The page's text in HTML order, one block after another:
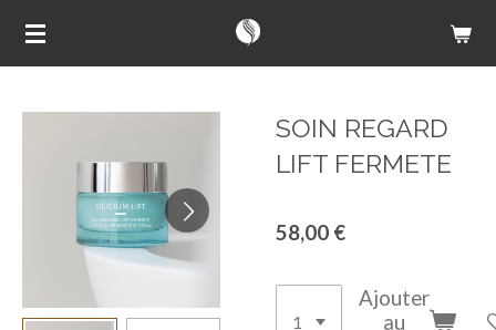
Passer
principal
SOIN REGARD
LIFT FERMETE
58,00 €
Ajouter
au